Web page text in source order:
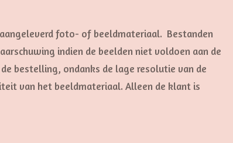
foto- of beeldmateriaal. Bestanden
indien de beelden niet voldoen aan de
bestelling, ondanks de lage resolutie van de
van het beeldmateriaal. Alleen de klant is